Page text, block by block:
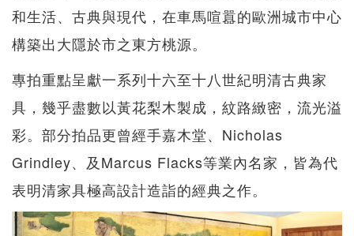
和生活、古典與現代，在車馬喧囂的歐洲城市中心
構築出大隱於市之東方桃源。
專拍重點呈獻一系列十六至十八世紀明清古典家
具，幾乎盡數以黃花梨木製成，紋路緻密，流光溢
彩。部分拍品更曾經手嘉木堂、Nicholas
Grindley、及Marcus Flacks等業內名家，皆為代
表明清家具極高設計造詣的經典之作。